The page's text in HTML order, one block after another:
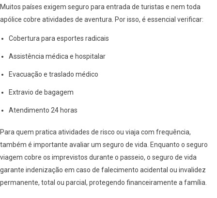
Muitos países exigem seguro para entrada de turistas e nem toda
apólice cobre atividades de aventura. Por isso, é essencial verificar:
Cobertura para esportes radicais
Assistência médica e hospitalar
Evacuação e traslado médico
Extravio de bagagem
Atendimento 24 horas
Para quem pratica atividades de risco ou viaja com frequência,
também é importante avaliar um seguro de vida. Enquanto o seguro
viagem cobre os imprevistos durante o passeio, o seguro de vida
garante indenização em caso de falecimento acidental ou invalidez
permanente, total ou parcial, protegendo financeiramente a família.